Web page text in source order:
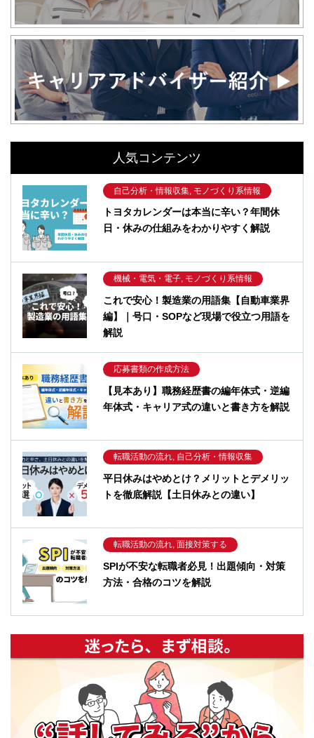
人気コンテンツ
自己分析・情報収集, モノづくり系情報
トヨタカレンダーは本当に辛い？年間休
日・休みの仕組みをわかりやすく解説
機械・電気・電子, モノづくり系情報
これで安心！製造業の用語集【自動車業界
編】｜号口・SOPなど現場で役立つ用語を
解説
応募書類の作成方法
【見本あり】職務経歴書の編年体式・逆編
年体式・キャリア式の違いと書き方を解説
転職活動の流れ, 自己分析・情報収集
平日休みはやめとけ？メリットとデメリッ
トを徹底解説【土日休みとの違い】
転職活動の流れ, 面接対策する
SPIが不安な転職者必見！出題傾向・対策
方法・合格のコツを解説